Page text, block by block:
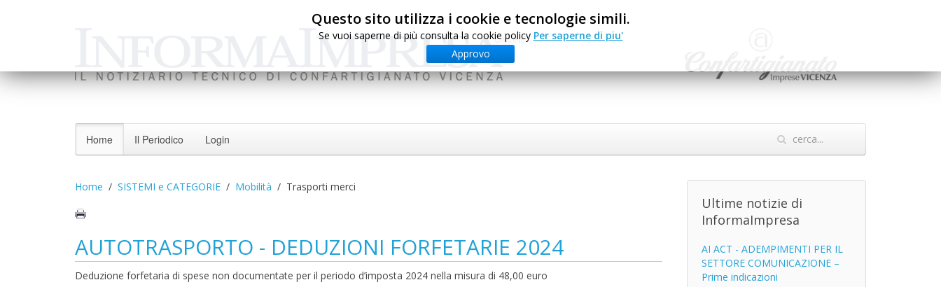
Questo sito utilizza i cookie e tecnologie simili.
Se vuoi saperne di più consulta la cookie policy Per saperne di piu'
Approvo
Home Il Periodico Login
Home SISTEMI e CATEGORIE Mobilità Trasporti merci
AUTOTRASPORTO - DEDUZIONI FORFETARIE 2024
Deduzione forfetaria di spese non documentate per il periodo d’imposta 2024 nella misura di 48,00 euro
Ultime notizie di
InformaImpresa
AI ACT - ADEMPIMENTI PER IL
SETTORE COMUNICAZIONE –
Prime indicazioni